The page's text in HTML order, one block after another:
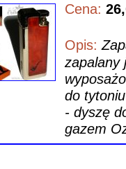
Cena:
Opis:
zapalany
do
- dyszę
gazem